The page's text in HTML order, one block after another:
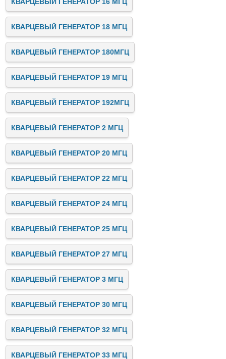
КВАРЦЕВЫЙ ГЕНЕРАТОР 18 МГЦ
КВАРЦЕВЫЙ ГЕНЕРАТОР 180МГЦ
КВАРЦЕВЫЙ ГЕНЕРАТОР 19 МГЦ
КВАРЦЕВЫЙ ГЕНЕРАТОР 192МГЦ
КВАРЦЕВЫЙ ГЕНЕРАТОР 2 МГЦ
КВАРЦЕВЫЙ ГЕНЕРАТОР 20 МГЦ
КВАРЦЕВЫЙ ГЕНЕРАТОР 22 МГЦ
КВАРЦЕВЫЙ ГЕНЕРАТОР 24 МГЦ
КВАРЦЕВЫЙ ГЕНЕРАТОР 25 МГЦ
КВАРЦЕВЫЙ ГЕНЕРАТОР 27 МГЦ
КВАРЦЕВЫЙ ГЕНЕРАТОР 3 МГЦ
КВАРЦЕВЫЙ ГЕНЕРАТОР 30 МГЦ
КВАРЦЕВЫЙ ГЕНЕРАТОР 32 МГЦ
КВАРЦЕВЫЙ ГЕНЕРАТОР 33 МГЦ